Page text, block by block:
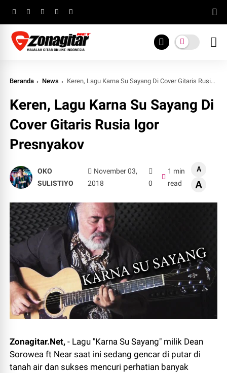
Beranda News Keren, Lagu Karna Su Sayang Di Cover Gitaris Rusia Igor Presnyakov
Keren, Lagu Karna Su Sayang Di
Cover Gitaris Rusia Igor
Presnyakov
OKO
SULISTIYO
November 03,
2018
0
1 min
read
A
A
Zonagitar.Net, - Lagu "Karna Su Sayang" milik Dean
Sorowea ft Near saat ini sedang gencar di putar di
tanah air dan sukses mencuri perhatian banyak